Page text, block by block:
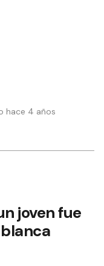
hace 4 años
joven fue